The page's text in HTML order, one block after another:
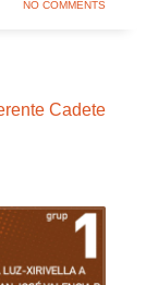
NO COMMENTS
Cadete